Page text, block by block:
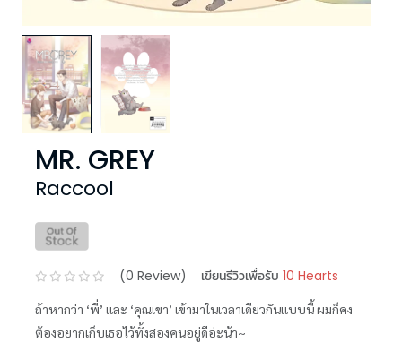
MR. GREY
Raccool
(0 Review) เขียนรีวิวเพื่อรับ 10 Hearts
ถ้าหากว่า ‘พี่’ และ ‘คุณเขา’ เข้ามาในเวลาเดียวกันแบบนี้ ผมก็คง
ต้องอยากเก็บเธอไว้ทั้งสองคนอยู่ดีอ่ะน้า~